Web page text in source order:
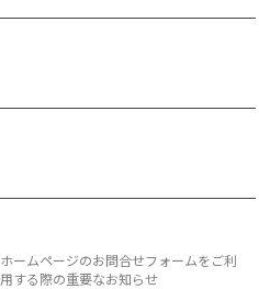
ホームページのお問合せフォームをご利
用する際の重要なお知らせ